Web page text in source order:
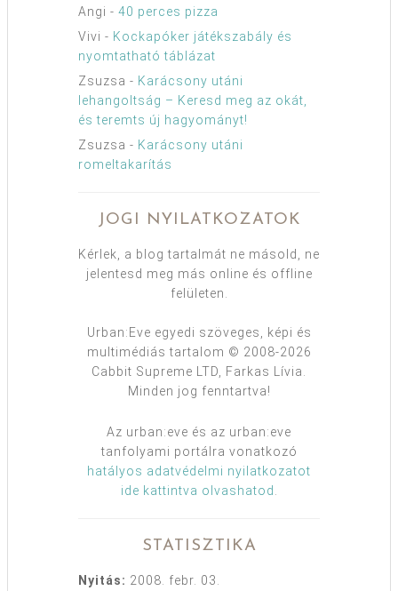
Angi - 40 perces pizza
Vivi - Kockapóker játékszabály és
nyomtatható táblázat
Zsuzsa - Karácsony utáni
lehangoltság – Keresd meg az okát,
és teremts új hagyományt!
Zsuzsa - Karácsony utáni
romeltakarítás
JOGI NYILATKOZATOK
Kérlek, a blog tartalmát ne másold, ne
jelentesd meg más online és offline
felületen.
Urban:Eve egyedi szöveges, képi és
multimédiás tartalom © 2008-2026
Cabbit Supreme LTD, Farkas Lívia.
Minden jog fenntartva!
Az urban:eve és az urban:eve
tanfolyami portálra vonatkozó
hatályos adatvédelmi nyilatkozatot
ide kattintva olvashatod
STATISZTIKA
Nyitás: 2008. febr. 03.